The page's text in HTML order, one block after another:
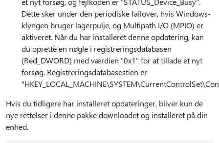
Dette sker under den periodiske failover, hvis Windows-
klyngen bruger lagerpulje, og Multipath I/O (MPIO) er
aktiveret. Når du har installeret denne opdatering, kan
du oprette en nøgle i registreringsdatabasen
(Red_DWORD) med værdien "0x1" for at tillade et nyt
forsøg. Registreringsdatabasestien er
Hvis du tidligere har installeret opdateringer, bliver kun de
nye rettelser i denne pakke downloadet og installeret på din
enhed.